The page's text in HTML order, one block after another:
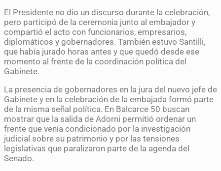
El Presidente no dio un discurso durante la celebración,
pero participó de la ceremonia junto al embajador y
compartió el acto con funcionarios, empresarios,
diplomáticos y gobernadores. También estuvo Santilli,
que había jurado horas antes y que quedó desde ese
momento al frente de la coordinación política del
Gabinete.
La presencia de gobernadores en la jura del nuevo jefe de
Gabinete y en la celebración de la embajada formó parte
de la misma señal política. En Balcarce 50 buscan
mostrar que la salida de Adorni permitió ordenar un
frente que venía condicionado por la investigación
judicial sobre su patrimonio y por las tensiones
legislativas que paralizaron parte de la agenda del
Senado.